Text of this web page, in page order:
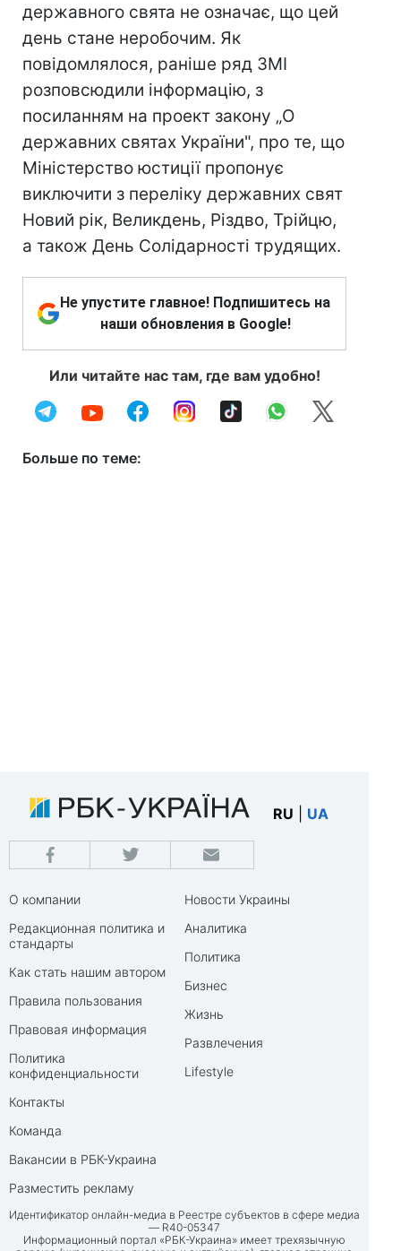
державного свята не означає, що цей
день стане неробочим. Як
повідомлялося, раніше ряд ЗМІ
розповсюдили інформацію, з
посиланням на проект закону „О
державних святах України", про те, що
Міністерство юстиції пропонує
виключити з переліку державних свят
Новий рік, Великдень, Різдво, Трійцю,
а також День Солідарності трудящих.
Не упустите главное! Подпишитесь на
наши обновления в Google!
Или читайте нас там, где вам удобно!
Больше по теме:
RU UA
О компании
Редакционная политика и
стандарты
Как стать нашим автором
Правила пользования
Правовая информация
Политика
конфиденциальности
Контакты
Команда
Вакансии в РБК-Украина
Разместить рекламу
Новости Украины
Аналитика
Политика
Бизнес
Жизнь
Развлечения
Lifestyle
Идентификатор онлайн-медиа в Реестре субъектов в сфере медиа
— R40-05347
Информационный портал «РБК-Украина» имеет трехязычную